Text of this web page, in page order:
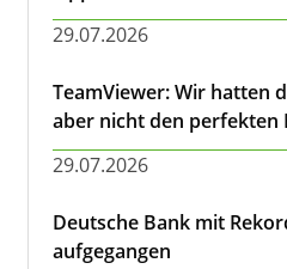
29.07.2026
TeamViewer: Wir hatten
aber nicht den perfekten
29.07.2026
Deutsche Bank mit
aufgegangen